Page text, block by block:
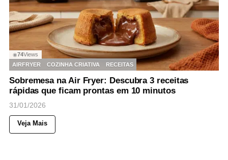
◉74Views
AIRFRYER
COZINHA CRIATIVA RECEITAS
Sobremesa na Air Fryer: Descubra 3 receitas
rápidas que ficam prontas em 10 minutos
31/01/2026
Veja Mais